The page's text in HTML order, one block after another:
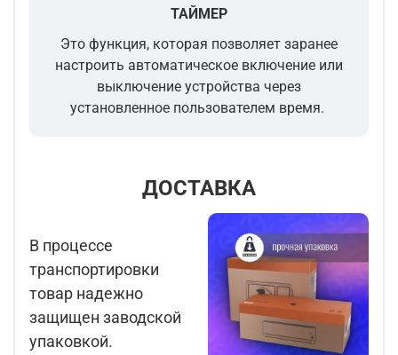
ТАЙМЕР
Это функция, которая позволяет заранее
настроить автоматическое включение или
выключение устройства через
установленное пользователем время.
ДОСТАВКА
В процессе
транспортировки
товар надежно
защищен заводской
упаковкой.